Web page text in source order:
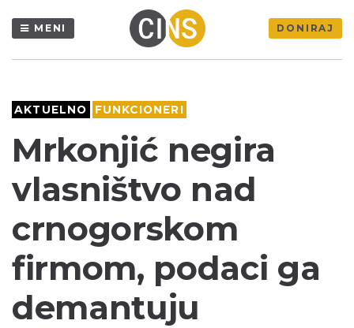
MENI DONIRAJ
AKTUELNO FUNKCIONERI
Mrkonjić negira
vlasništvo nad
crnogorskom
firmom, podaci ga
demantuju